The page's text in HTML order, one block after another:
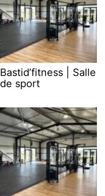
Bastid’fitness | Salle
de sport